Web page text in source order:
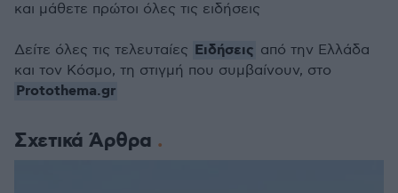
Σχετικά Άρθρα
και μάθετε πρώτοι όλες τις ειδήσεις
Δείτε όλες τις τελευταίες Ειδήσεις από την Ελλάδα
και τον Κόσμο, τη στιγμή που συμβαίνουν, στο
Protothema.gr